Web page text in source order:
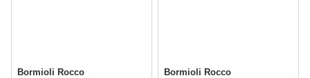
Bormioli Rocco Bormioli Rocco